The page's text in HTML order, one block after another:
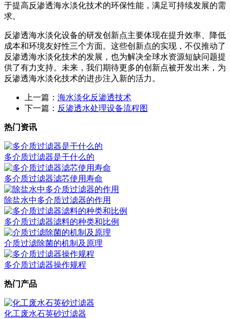
于提高反渗透海水淡化技术的环保性能，满足可持续发展的需
求。
反渗透海水淡化设备的研发创新点主要体现在提升效率、降低
成本和环境友好性三个方面。这些创新点的实现，不仅推动了
反渗透海水淡化技术的发展，也为解决全球水资源短缺问题提
供了有力支持。未来，我们期待更多的创新点被开发出来，为
反渗透海水淡化技术的进步注入新的活力。
上一篇： 海水淡化反渗透技术
下一篇： 反渗透水处理设备流程图
热门资讯
多介质过滤器是干什么的
多介质过滤器滤芯使用寿命
除盐水中多介质过滤器的作用
多介质过滤器滤料的种类和比例
介质过滤除菌的机制及原理
多介质过滤器操作规程
热门产品
化工废水石英砂过滤器